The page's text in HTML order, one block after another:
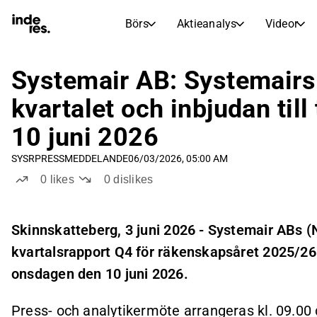
Börs Aktieanalys Videor
Börs
Utdelningskalender
Kommande och tidigare utdelningar
Aktieanalys
inderesTV
Transkriptioner
Aktiejämförelse
Earnings Season
Compound Interest
Systemair AB:
kvartalet och inbjudan
10 juni 2026
SYSRPRESSMEDDELANDE06/03/2026, 05:00 AM
0 likes 0dislikes
Skinnskatteberg, 3 juni 2026 - Systemair ABs
kvartalsrapport Q4 för räkenskapsåret 2025/
onsdagen den 10 juni 2026.
Press- och analytikermöte arrangeras kl. 09.00